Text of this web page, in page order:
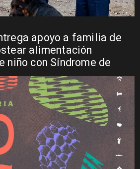
apoyo a familia de
alimentación
niño con Síndrome de